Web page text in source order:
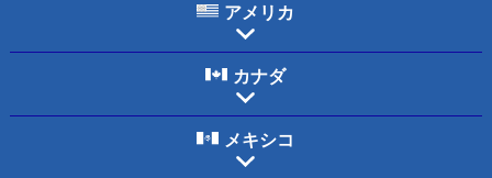
アメリカ
カナダ
メキシコ